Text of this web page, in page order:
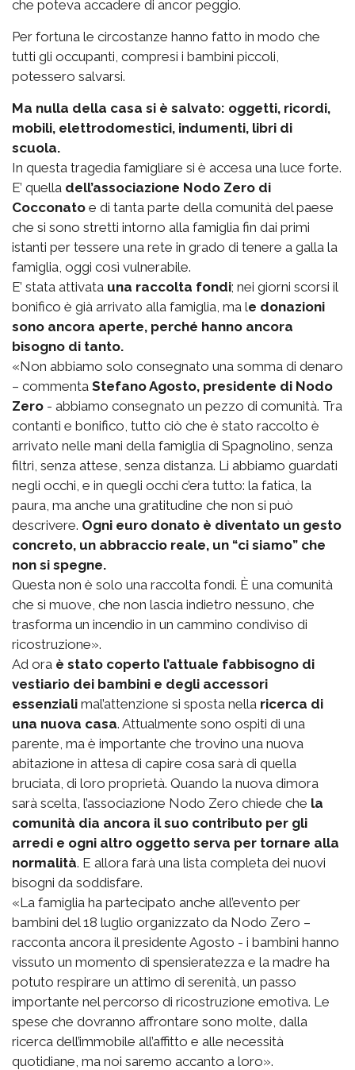
che poteva accadere di ancor peggio.
Per fortuna le circostanze hanno fatto in modo che
tutti gli occupanti, compresi i bambini piccoli,
potessero salvarsi.
Ma nulla della casa si è salvato: oggetti, ricordi,
mobili, elettrodomestici, indumenti, libri di
scuola.
In questa tragedia famigliare si è accesa una luce forte.
E’ quella dell’associazione Nodo Zero di
Cocconato e di tanta parte della comunità del paese
che si sono stretti intorno alla famiglia fin dai primi
istanti per tessere una rete in grado di tenere a galla la
famiglia, oggi così vulnerabile.
E’ stata attivata una raccolta fondi; nei giorni scorsi il
bonifico è già arrivato alla famiglia, ma le donazioni
sono ancora aperte, perché hanno ancora
bisogno di tanto.
«Non abbiamo solo consegnato una somma di denaro
– commenta Stefano Agosto, presidente di Nodo
Zero - abbiamo consegnato un pezzo di comunità. Tra
contanti e bonifico, tutto ciò che è stato raccolto è
arrivato nelle mani della famiglia di Spagnolino, senza
filtri, senza attese, senza distanza. Li abbiamo guardati
negli occhi, e in quegli occhi c’era tutto: la fatica, la
paura, ma anche una gratitudine che non si può
descrivere. Ogni euro donato è diventato un gesto
concreto, un abbraccio reale, un “ci siamo” che
non si spegne.
Questa non è solo una raccolta fondi. È una comunità
che si muove, che non lascia indietro nessuno, che
trasforma un incendio in un cammino condiviso di
ricostruzione».
Ad ora è stato coperto l’attuale fabbisogno di
vestiario dei bambini e degli accessori
essenziali mal’attenzione si sposta nella ricerca di
una nuova casa. Attualmente sono ospiti di una
parente, ma è importante che trovino una nuova
abitazione in attesa di capire cosa sarà di quella
bruciata, di loro proprietà. Quando la nuova dimora
sarà scelta, l’associazione Nodo Zero chiede che la
comunità dia ancora il suo contributo per gli
arredi e ogni altro oggetto serva per tornare alla
normalità. E allora farà una lista completa dei nuovi
bisogni da soddisfare.
«La famiglia ha partecipato anche all’evento per
bambini del 18 luglio organizzato da Nodo Zero –
racconta ancora il presidente Agosto - i bambini hanno
vissuto un momento di spensieratezza e la madre ha
potuto respirare un attimo di serenità, un passo
importante nel percorso di ricostruzione emotiva. Le
spese che dovranno affrontare sono molte, dalla
ricerca dell’immobile all’affitto e alle necessità
quotidiane, ma noi saremo accanto a loro».